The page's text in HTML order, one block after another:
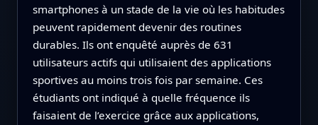
smartphones à un stade de la vie où les habitudes
peuvent rapidement devenir des routines
durables. Ils ont enquêté auprès de 631
utilisateurs actifs qui utilisaient des applications
sportives au moins trois fois par semaine. Ces
étudiants ont indiqué à quelle fréquence ils
faisaient de l’exercice grâce aux applications,